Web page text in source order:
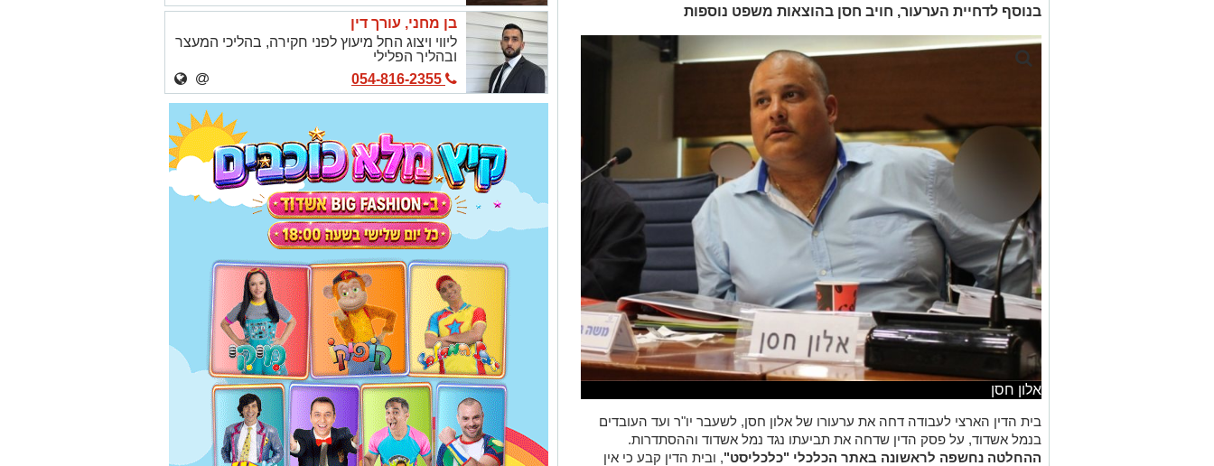
בנוסף לדחיית הערעור, חויב חסן בהוצאות משפט נוספות
אלון חסן
בית הדין הארצי לעבודה דחה את ערעורו של אלון חסן, לשעבר יו"ר ועד העובדים
בנמל אשדוד, על פסק הדין שדחה את תביעתו נגד נמל אשדוד וההסתדרות.
ההחלטה נחשפה לראשונה באתר הכלכלי "כלכליסט", ובית הדין קבע כי אין
בן מחני, עורך דין
ליווי ויצוג החל מיעוץ לפני חקירה, בהליכי המעצר
ובהליך הפלילי